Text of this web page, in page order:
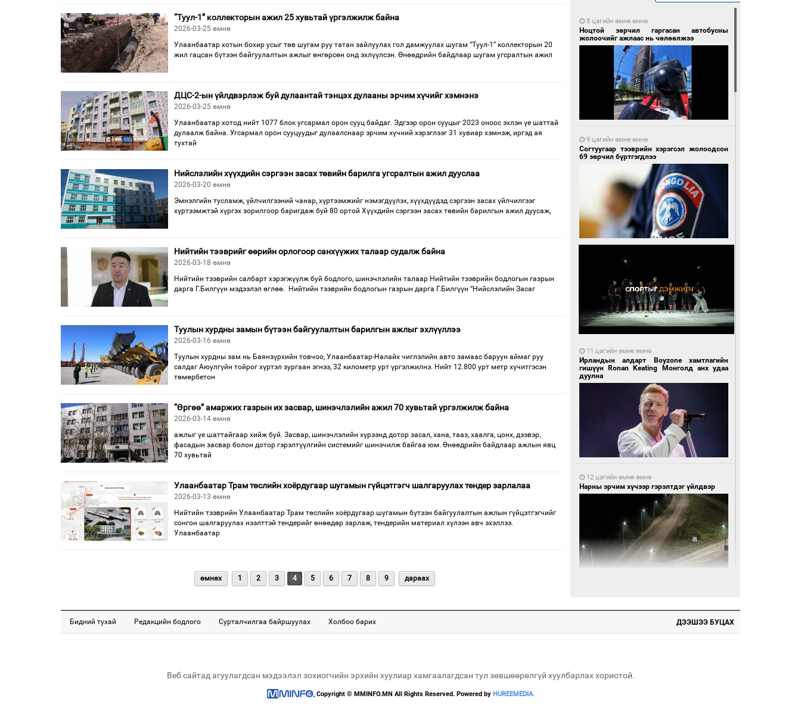
“Туул-1” коллекторын ажил 25 хувьтай үргэлжилж байна
2026-03-25 өмнө
Улаанбаатар хотын бохир усыг төв шугам руу татан зайлуулах гол дамжуулах шугам “Туул-1” коллекторын 20
жил гацсан бүтээн байгуулалтын ажлыг өнгөрсөн онд эхлүүлсэн. Өнөөдрийн байдлаар шугам угсралтын ажил
ДЦС-2-ын үйлдвэрлэж буй дулаантай тэнцэх дулааны эрчим хүчийг хэмнэнэ
2026-03-25 өмнө
Улаанбаатар хотод нийт 1077 блок угсармал орон сууц байдаг. Эдгээр орон сууцыг 2023 оноос эхлэн үе шаттай
дулаалж байна. Угсармал орон сууцуудыг дулаалснаар эрчим хүчний хэрэглээг 31 хувиар хэмнэж, иргэд ая
тухтай
Нийслэлийн хүүхдийн сэргээн засах төвийн барилга угсралтын ажил дууслаа
2026-03-20 өмнө
Эмнэлгийн тусламж, үйлчилгээний чанар, хүртээмжийг нэмэгдүүлэх, хүүхдүүдэд сэргээн засах үйлчилгээг
хүртээмжтэй хүргэх зорилгоор баригдаж буй 80 ортой Хүүхдийн сэргээн засах төвийн барилгын ажил дуусаж,
Нийтийн тээврийг өөрийн орлогоор санхүүжих талаар судалж байна
2026-03-18 өмнө
Нийтийн тээврийн салбарт хэрэгжүүлж буй бодлого, шинэчлэлийн талаар Нийтийн тээврийн бодлогын газрын
дарга Г.Билгүүн мэдээлэл өглөө. Нийтийн тээврийн бодлогын газрын дарга Г.Билгүүн “Нийслэлийн Засаг
Туулын хурдны замын бүтээн байгуулалтын барилгын ажлыг эхлүүллээ
2026-03-16 өмнө
Туулын хурдны зам нь Баянзүрхийн товчоо, Улаанбаатар-Налайх чиглэлийн авто замаас баруун аймаг руу
салдаг Аюулгүйн тойрог хүртэл зургаан эгнээ, 32 километр урт үргэлжилнэ. Нийт 12.800 урт метр хүчитгэсэн
төмөрбетон
“Өргөө” амаржих газрын их засвар, шинэчлэлийн ажил 70 хувьтай үргэлжилж байна
2026-03-14 өмнө
ажлыг үе шаттайгаар хийж буй. Засвар, шинэчлэлийн хүрээнд дотор засал, хана, тааз, хаалга, цонх, дээвэр,
фасадын засвар болон дотор гэрэлтүүлгийн системийг шинэчилж байгаа юм. Өнөөдрийн байдлаар ажлын явц
70 хувьтай
Улаанбаатар Трам төслийн хоёрдугаар шугамын гүйцэтгэгч шалгаруулах тендер зарлалаа
2026-03-13 өмнө
Нийтийн тээврийн Улаанбаатар Трам төслийн хоёрдугаар шугамын бүтээн байгуулалтын ажлын гүйцэтгэгчийг
сонгон шалгаруулах нээлттэй тендерийг өнөөдөр зарлаж, тендерийн материал хүлээн авч эхэллээ.
Улаанбаатар
өмнөх 1 2 3 4 5 6 7 8 9 дараах
8 цагийн өмнө өмнө
Ноцтой зөрчил гаргасан автобусны
жолоочийг ажлаас нь чөлөөлжээ
9 цагийн өмнө өмнө
Согтуугаар тээврийн хэрэгсэл жолоодсон
69 зөрчил бүртгэгдлээ
11 цагийн өмнө өмнө
Ирландын алдарт Boyzone хамтлагийн
гишүүн Ronan Keating Монголд анх удаа
дуулна
12 цагийн өмнө өмнө
Нарны эрчим хүчээр гэрэлтдэг үйлдвэр
Бидний тухай Редакцийн бодлого Сурталчилгаа байршуулах Холбоо барих ДЭЭШЭЭ БУЦАХ
Веб сайтад агуулагдсан мэдээлэл зохиогчийн эрхийн хуулиар хамгаалагдсан тул зөвшөөрөлгүй хуулбарлах хориотой.
Copyright © MMINFO.MN All Rights Reserved. Powered by HUREEMEDIA.